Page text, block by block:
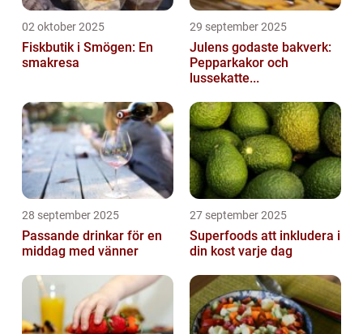
02 oktober 2025
Fiskbutik i Smögen: En
smakresa
29 september 2025
Julens godaste bakverk:
Pepparkakor och
lussekatte...
28 september 2025
Passande drinkar för en
middag med vänner
27 september 2025
Superfoods att inkludera i
din kost varje dag